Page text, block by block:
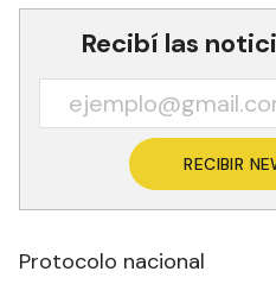
Recibí las
RECIBIR
Protocolo nacional